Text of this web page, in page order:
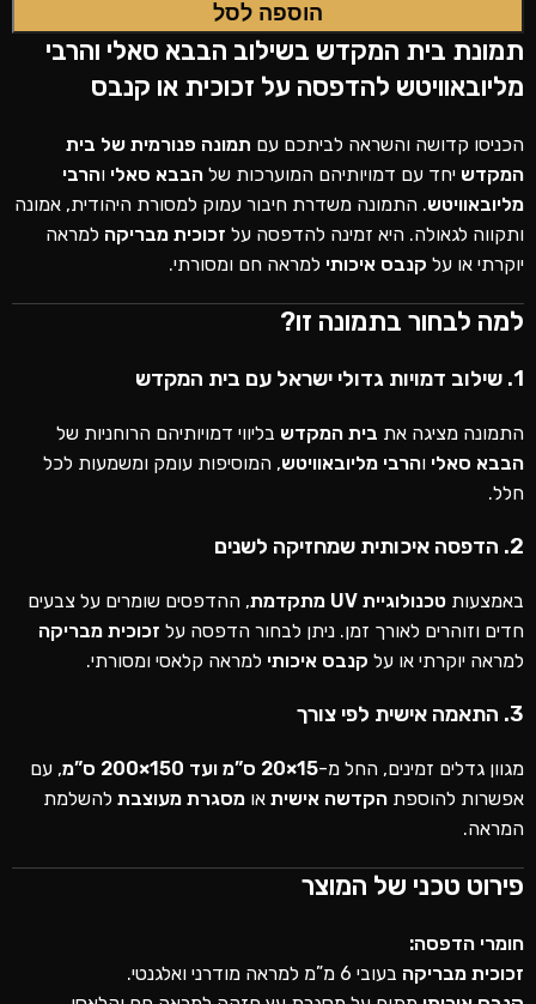
הוספה לסל
תמונת בית המקדש בשילוב הבבא סאלי והרבי
מליובאוויטש להדפסה על זכוכית או קנבס
הכניסו קדושה והשראה לביתכם עם תמונה פנורמית של בית
המקדש יחד עם דמויותיהם המוערכות של הבבא סאלי והרבי
מליובאוויטש. התמונה משדרת חיבור עמוק למסורת היהודית, אמונה
ותקווה לגאולה. היא זמינה להדפסה על זכוכית מבריקה למראה
יוקרתי או על קנבס איכותי למראה חם ומסורתי.
למה לבחור בתמונה זו?
1. שילוב דמויות גדולי ישראל עם בית המקדש
התמונה מציגה את בית המקדש בליווי דמויותיהם הרוחניות של
הבבא סאלי והרבי מליובאוויטש, המוסיפות עומק ומשמעות לכל
חלל.
2. הדפסה איכותית שמחזיקה לשנים
באמצעות טכנולוגיית UV מתקדמת
, ההדפסים שומרים על צבעים
חדים וזוהרים לאורך זמן. ניתן לבחור הדפסה על זכוכית מבריקה
למראה יוקרתי או על קנבס איכותי למראה קלאסי ומסורתי.
3. התאמה אישית לפי צורך
מגוון גדלים זמינים, החל מ-15×20 ס”מ ועד 150×200 ס”מ
, עם
אפשרות להוספת הקדשה אישית או מסגרת מעוצבת להשלמת
המראה.
פירוט טכני של המוצר
חומרי הדפסה:
זכוכית מבריקה בעובי 6 מ”מ למראה מודרני ואלגנטי.